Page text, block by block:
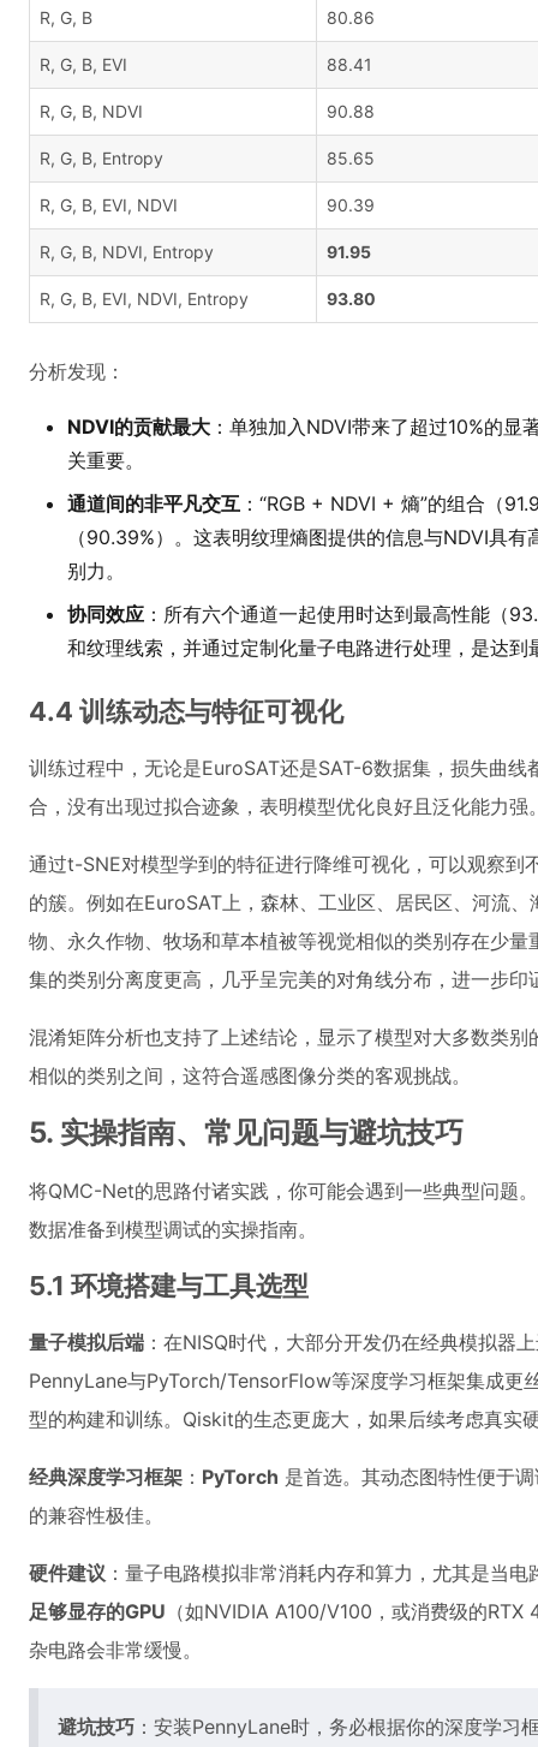
R, G, B 80.86
R, G, B, EVI 88.41
R, G, B, NDVI 90.88
R, G, B, Entropy 85.65
R, G, B, EVI, NDVI 90.39
R, G, B, NDVI, Entropy 91.95
R, G, B, EVI, NDVI, Entropy 93.80
分析发现：
NDVI的贡献最大 ：单独加入NDVI带来了超过10%的
关重要。
通道间的非平凡交互 ：“RGB + NDVI + 熵”的组合（
（90.39%）。这表明纹理熵图提供的信息与NDVI具
别力。
协同效应 ：所有六个通道一起使用时达到最高性能（
和纹理线索，并通过定制化量子电路进行处理，是达到
4.4 训练动态与特征可视化
训练过程中，无论是EuroSAT还是SAT-6数据集，损失曲
合，没有出现过拟合迹象，表明模型优化良好且泛化能力强
通过t-SNE对模型学到的特征进行降维可视化，可以观察到
的簇。例如在EuroSAT上，森林、工业区、居民区、河流
物、永久作物、牧场和草本植被等视觉相似的类别存在少
集的类别分离度更高，几乎呈完美的对角线分布，进一步
混淆矩阵分析也支持了上述结论，显示了模型对大多数类
相似的类别之间，这符合遥感图像分类的客观挑战。
5. 实操指南、常见问题与避坑技巧
将QMC-Net的思路付诸实践，你可能会遇到一些典型问题
数据准备到模型调试的实操指南。
5.1 环境搭建与工具选型
量子模拟后端 ：在NISQ时代，大部分开发仍在经典模拟器
PennyLane与PyTorch/TensorFlow等深度学习框架集成更
型的构建和训练。Qiskit的生态更庞大，如果后续考虑真实
经典深度学习框架 ： PyTorch 是首选。其动态图特性便于
的兼容性极佳。
硬件建议 ：量子电路模拟非常消耗内存和算力，尤其是当
足够显存的GPU （如NVIDIA A100/V100，或消费级的
杂电路会非常缓慢。
避坑技巧 ：安装PennyLane时，务必根据你的深度学习